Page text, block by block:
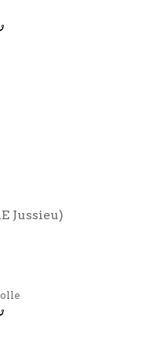
Jussieu)